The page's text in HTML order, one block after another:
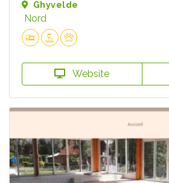
Ghyvelde
Nord
Website